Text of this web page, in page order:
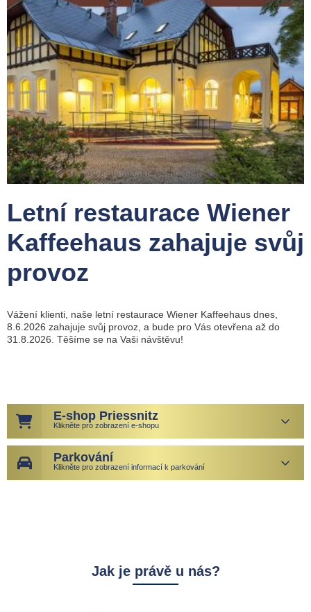
Letní restaurace Wiener
Kaffeehaus zahajuje svůj
provoz
Vážení klienti, naše letní restaurace Wiener Kaffeehaus dnes,
8.6.2026 zahajuje svůj provoz, a bude pro Vás otevřena až do
31.8.2026. Těšíme se na Vaši návštěvu!
E-shop Priessnitz
Klikněte pro zobrazení e-shopu
Parkování
Klikněte pro zobrazení informací k parkování
Jak je právě u nás?